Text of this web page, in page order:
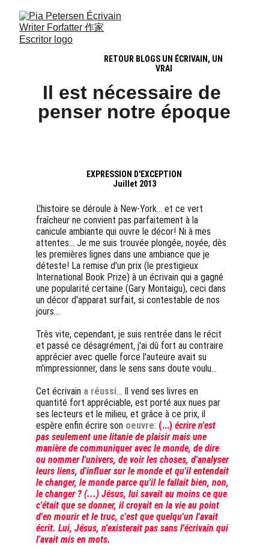
Il est nécessaire de
penser notre époque
RETOUR BLOGS UN ÉCRIVAIN, UN
VRAI
EXPRESSION D'EXCEPTION
Juillet 2013
L'histoire se déroule à New-York... et ce vert
fraîcheur ne convient pas parfaitement à la
canicule ambiante qui ouvre le décor! Ni à mes
attentes... Je me suis trouvée plongée, noyée, dès
les premières lignes dans une ambiance que je
déteste! La remise d'un prix (le prestigieux
International Book Prize) à un écrivain qui a gagné
une popularité certaine (Gary Montaigu), ceci dans
un décor d'apparat surfait, si contestable de nos
jours...
Très vite, cependant, je suis rentrée dans le récit
et passé ce désagrément, j'ai dû fort au contraire
apprécier avec quelle force l'auteure avait su
m'impressionner, dans le sens sans doute voulu...
Cet écrivain a réussi... Il vend ses livres en
quantité fort appréciable, est porté aux nues par
ses lecteurs et le milieu, et grâce à ce prix, il
espère enfin écrire son oeuvre: (...) écrire n'est
pas seulement une litanie de plaisir mais une
manière de communiquer avec le monde, de dire
ou nommer l'univers, de voir les choses, d'analyser
leurs liens, d'influer sur le monde et qu'il entendait
le changer, le monde parce qu'il le fallait bien, non,
le changer ? (...) Jésus, lui savait au moins ce que
c'était que se donner, il croyait en la vie au point
d'en mourir et le truc, c'est que quelqu'un l'avait
écrit. Lui, Jésus, n'existerait pas sans l'écrivain qui
l'avait mis en mots.